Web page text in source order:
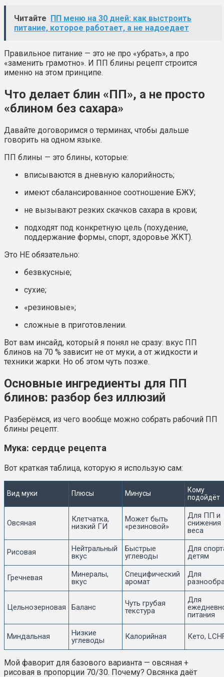
Читайте ПП меню на 30 дней: как выстроить
питание, которое работает, а не надоедает
Правильное питание — это не про «убрать», а про
«заменить грамотно». И ПП блины рецепт строится
именно на этом принципе.
Что делает блин «ПП», а не просто
«блином без сахара»
Давайте договоримся о терминах, чтобы дальше
говорить на одном языке.
ПП блины — это блины, которые:
вписываются в дневную калорийность;
имеют сбалансированное соотношение БЖУ;
не вызывают резких скачков сахара в крови;
подходят под конкретную цель (похудение,
поддержание формы, спорт, здоровье ЖКТ).
Это НЕ обязательно:
безвкусные;
сухие;
«резиновые»;
сложные в приготовлении.
Вот вам инсайд, который я понял не сразу: вкус ПП
блинов на 70 % зависит не от муки, а от жидкости и
техники жарки. Но об этом чуть позже.
Основные ингредиенты для ПП
блинов: разбор без иллюзий
Разберёмся, из чего вообще можно собрать рабочий ПП
блины рецепт.
Мука: сердце рецепта
Вот краткая таблица, которую я использую сам:
Вид муки Плюсы Минусы
Кому
подойдёт
Овсяная
Клетчатка,
низкий ГИ
Может быть
«резиновой»
Для ПП и
снижения
веса
Рисовая
Нейтральный
вкус
Быстрые
углеводы
Для
детям
Гречневая
Минералы,
вкус
Специфический
аромат
Для
Цельнозерновая Баланс
Чуть грубая
текстура
Для
питания
Миндальная
Низкие
углеводы
Калорийная Кето,
Мой фаворит для базового варианта — овсяная +
рисовая в пропорции 70/30. Почему? Овсянка даёт